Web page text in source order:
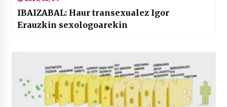
IBAIZABAL: Haur transexualez Igor
Erauzkin sexologoarekin